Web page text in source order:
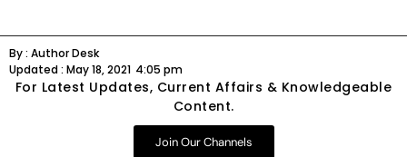
By : Author Desk
Updated : May 18, 2021 4:05 pm
For Latest Updates, Current Affairs & Knowledgeable
Content.
Join Our Channels